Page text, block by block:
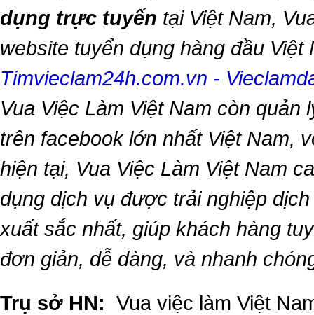
dụng trực tuyến tại Việt Nam,
website tuyển dụng hàng đầu
Timvieclam24h.com.vn -
Vua Việc Làm Việt Nam còn quản
trên facebook lớn nhất Việt Nam,
hiện tại, Vua Việc Làm Việt Nam
dụng dịch vụ được trải nghiệp
xuất sắc nhất, giúp khách hàng
đơn giản, dễ dàng, và nhanh
Trụ sở HN: Vua việc làm Việt